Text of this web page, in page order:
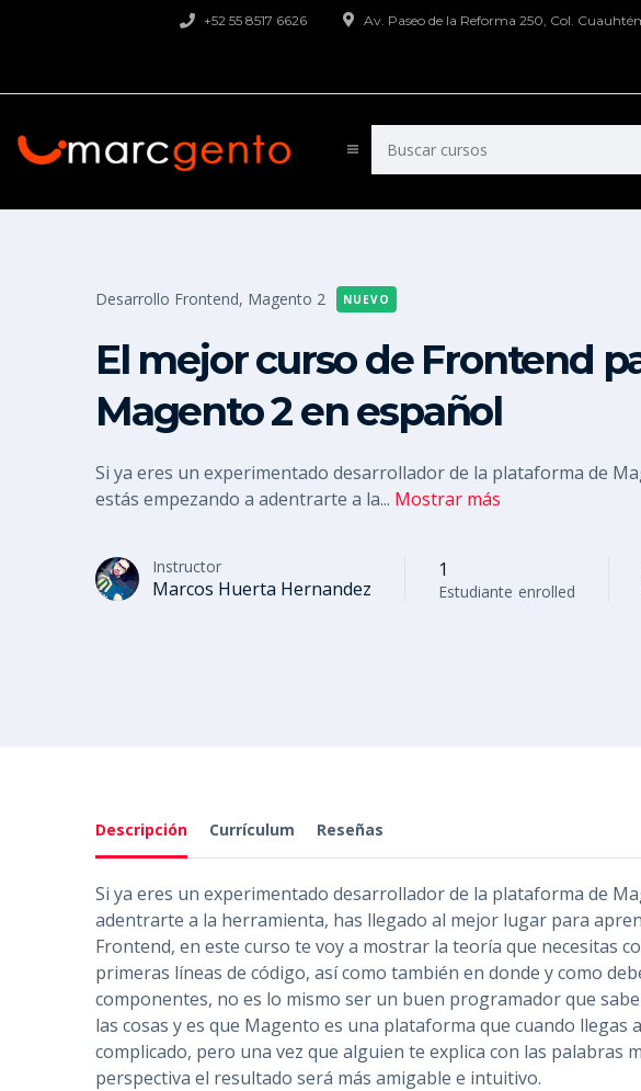
Av. Paseo de la Reforma 250, Col.
+52 55 8517 6626
Desarrollo Frontend, Magento 2 NUEVO
El mejor curso de Frontend
Magento 2 en español
Si ya eres un experimentado desarrollador de la plataforma de
estás empezando a adentrarte a la... Mostrar más
Instructor
Marcos Huerta Hernandez
1
Estudiante enrolled
Descripción Currículum Reseñas
Si ya eres un experimentado desarrollador de la plataforma de
adentrarte a la herramienta, has llegado al mejor lugar para
Frontend, en este curso te voy a mostrar la teoría que necesitas
primeras líneas de código, así como también en donde y como
componentes, no es lo mismo ser un buen programador que
las cosas y es que Magento es una plataforma que cuando llegas
complicado, pero una vez que alguien te explica con las palabras
perspectiva el resultado será más amigable e intuitivo.